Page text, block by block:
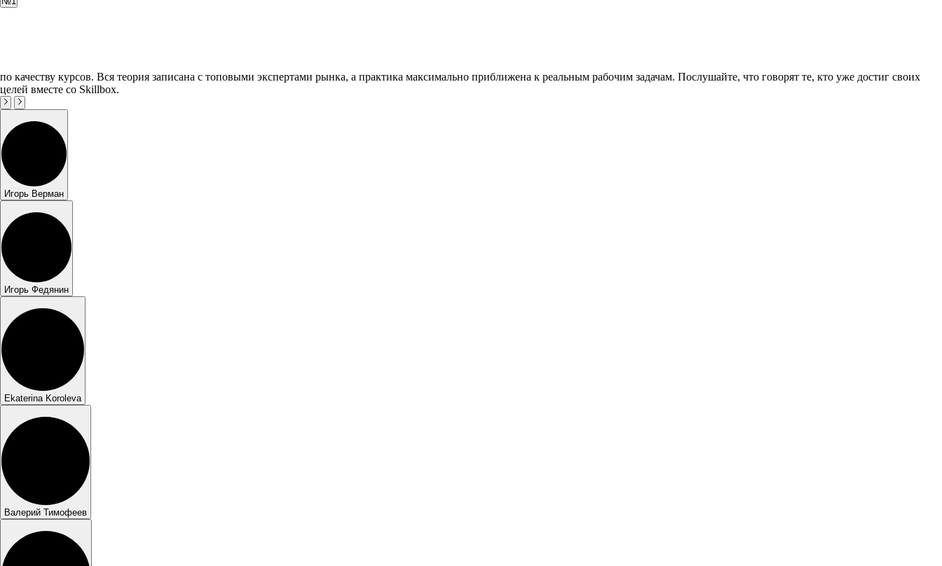
по качеству курсов. Вся теория записана с топовыми экспертами рынка, а практика максимально приближена к реальным рабочим задачам. Послушайте, что говорят те, кто уже достиг своих
целей вместе со Skillbox.
Игорь Верман
Игорь Федянин
Ekaterina Koroleva
Валерий Тимофеев